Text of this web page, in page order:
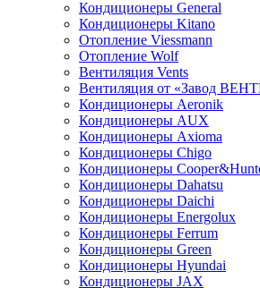
Кондиционеры General
Кондиционеры Kitano
Отопление Viessmann
Отопление Wolf
Вентиляция Vents
Вентиляция от «Завод
Кондиционеры Aeronik
Кондиционеры AUX
Кондиционеры Axioma
Кондиционеры Chigo
Кондиционеры
Кондиционеры Dahatsu
Кондиционеры Daichi
Кондиционеры Energolux
Кондиционеры Ferrum
Кондиционеры Green
Кондиционеры Hyundai
Кондиционеры JAX